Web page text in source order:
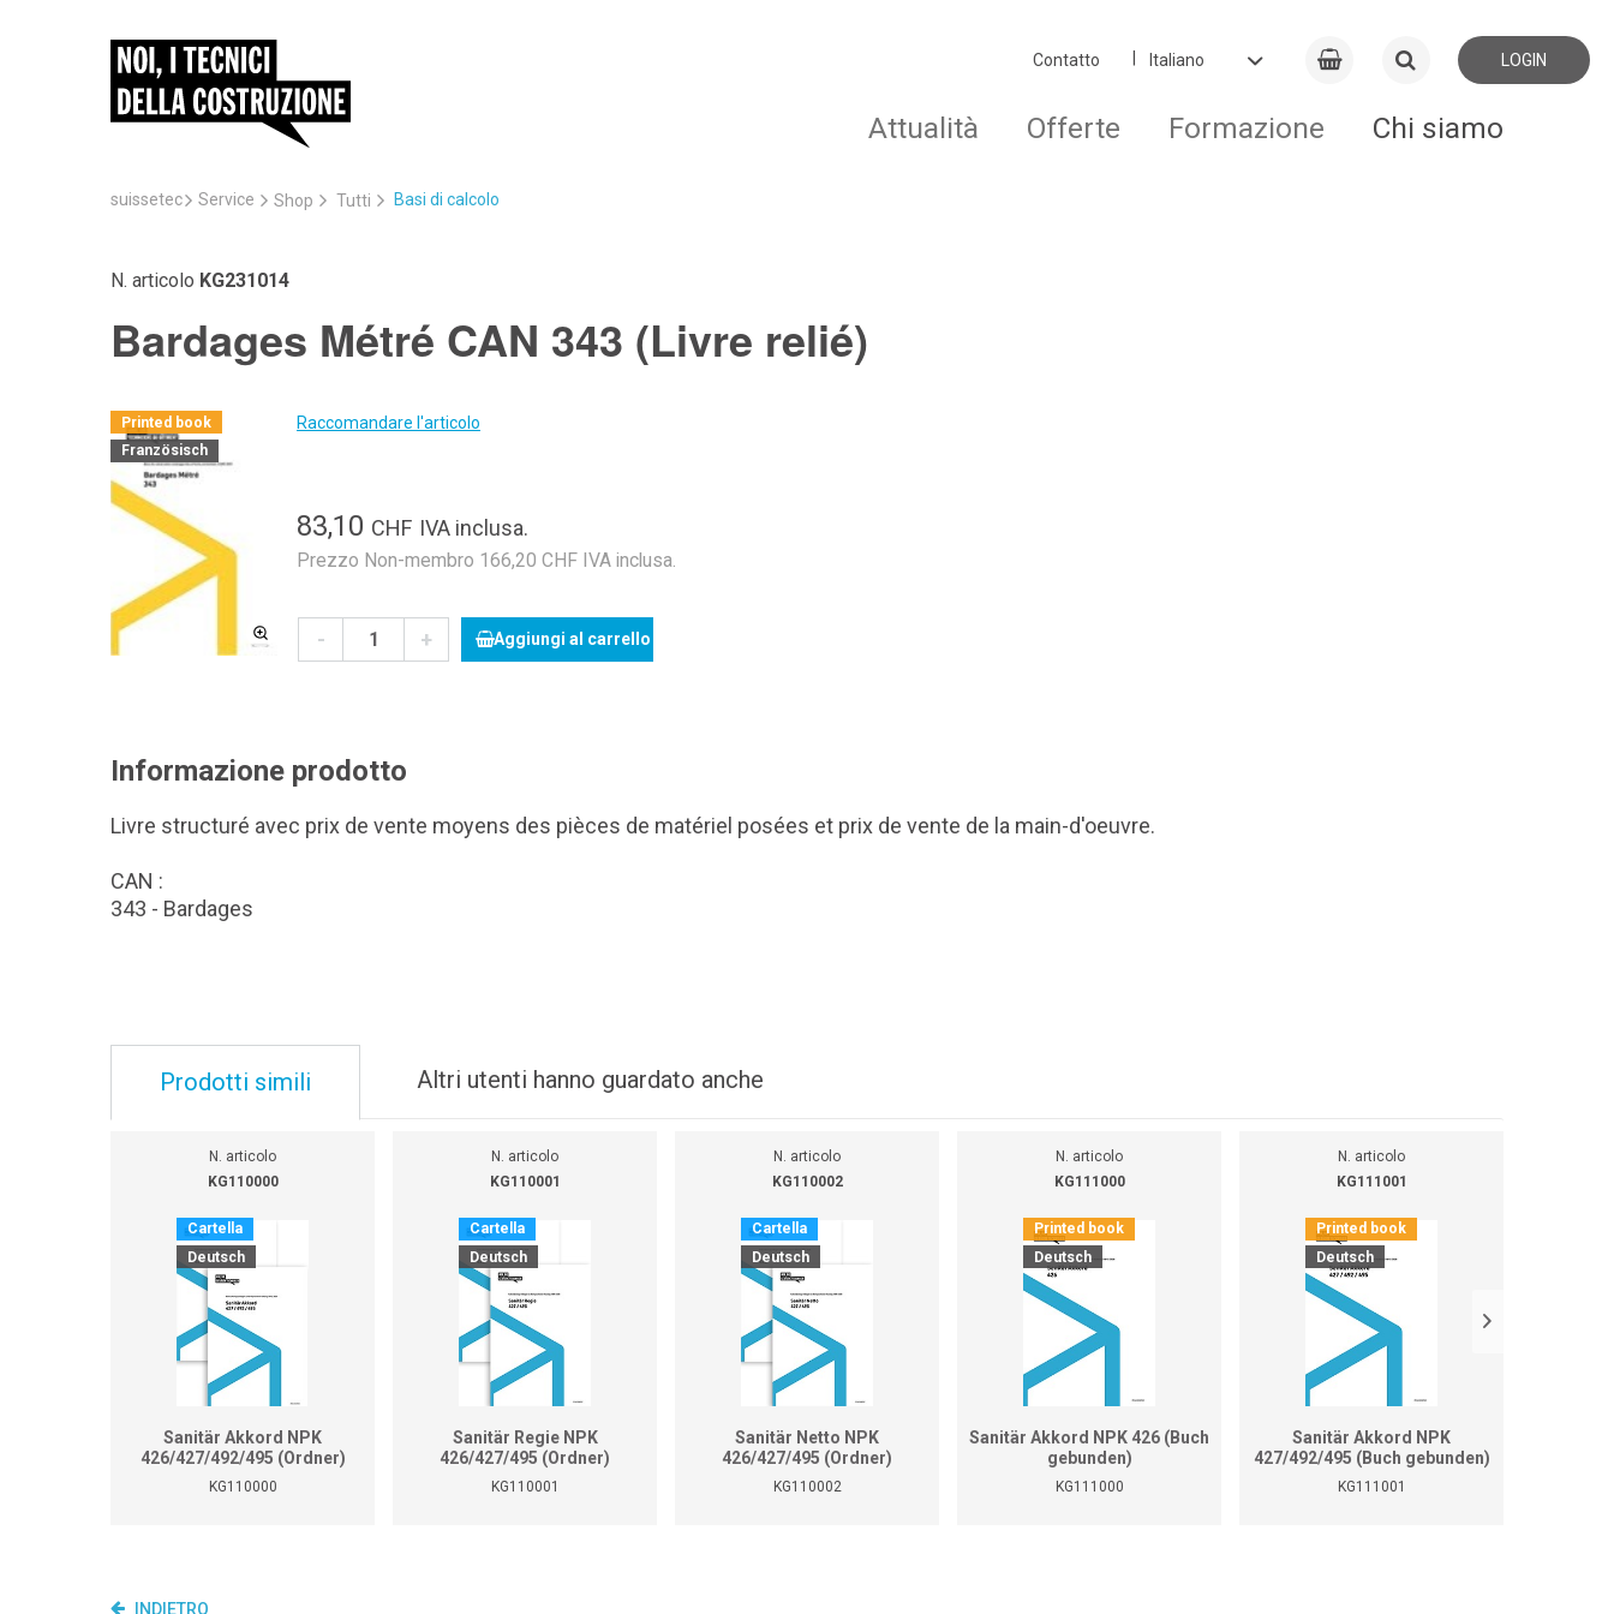
Contatto LOGIN
Attualità Offerte Formazione Chi siamo
suissetec Service Shop Tutti Basi di calcolo
N. articolo KG231014
Bardages Métré CAN 343 (Livre relié)
Printed book
Französisch
Raccomandare l'articolo
83,10 CHF IVA inclusa.
Prezzo Non-membro 166,20 CHF IVA inclusa.
- + Aggiungi al carrello
Informazione prodotto
Livre structuré avec prix de vente moyens des pièces de matériel posées et prix de vente de la main-d'oeuvre.
CAN :
343 - Bardages
Prodotti simili Altri utenti hanno guardato anche
N. articolo
KG110000
Cartella
Deutsch
Sanitär Akkord NPK
426/427/492/495 (Ordner)
KG110000
N. articolo
KG110001
Cartella
Deutsch
Sanitär Regie NPK
426/427/495 (Ordner)
KG110001
N. articolo
KG110002
Cartella
Deutsch
Sanitär Netto NPK
426/427/495 (Ordner)
KG110002
N. articolo
KG111000
Printed book
Deutsch
Sanitär Akkord NPK 426 (Buch
gebunden)
KG111000
N. articolo
KG111001
Printed book
Deutsch
Sanitär Akkord NPK
427/492/495 (Buch gebunden)
KG111001
INDIETRO